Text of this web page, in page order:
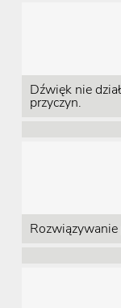
Dźwięk nie
przyczyn.